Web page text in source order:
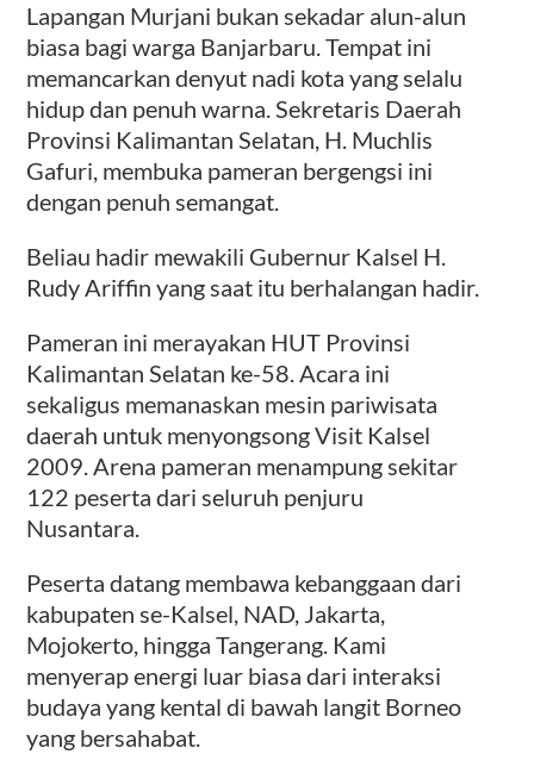
Lapangan Murjani bukan sekadar alun-alun
biasa bagi warga Banjarbaru. Tempat ini
memancarkan denyut nadi kota yang selalu
hidup dan penuh warna. Sekretaris Daerah
Provinsi Kalimantan Selatan, H. Muchlis
Gafuri, membuka pameran bergengsi ini
dengan penuh semangat.
Beliau hadir mewakili Gubernur Kalsel H.
Rudy Ariffin yang saat itu berhalangan hadir.
Pameran ini merayakan HUT Provinsi
Kalimantan Selatan ke-58. Acara ini
sekaligus memanaskan mesin pariwisata
daerah untuk menyongsong Visit Kalsel
2009. Arena pameran menampung sekitar
122 peserta dari seluruh penjuru
Nusantara.
Peserta datang membawa kebanggaan dari
kabupaten se-Kalsel, NAD, Jakarta,
Mojokerto, hingga Tangerang. Kami
menyerap energi luar biasa dari interaksi
budaya yang kental di bawah langit Borneo
yang bersahabat.